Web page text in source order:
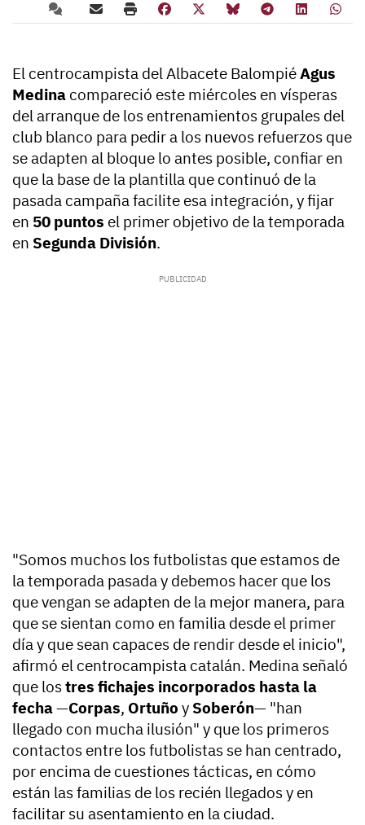
El centrocampista del Albacete BalompiéAgus
Medina compareció este miércoles en vísperas
del arranque de los entrenamientos grupales del
club blanco para pedir a los nuevos refuerzos que
se adapten al bloque lo antes posible, confiar en
que la base de la plantilla que continuó de la
pasada campaña facilite esa integración, y fijar
en 50 puntos el primer objetivo de la temporada
en Segunda División.
"Somos muchos los futbolistas que estamos de
la temporada pasada y debemos hacer que los
que vengan se adapten de la mejor manera, para
que se sientan como en familia desde el primer
día y que sean capaces de rendir desde el inicio",
afirmó el centrocampista catalán. Medina señaló
que lostres fichajes incorporados hasta la
fecha—Corpas, Ortuño y Soberón— "han
llegado con mucha ilusión" y que los primeros
contactos entre los futbolistas se han centrado,
por encima de cuestiones tácticas, en cómo
están las familias de los recién llegados y en
facilitar su asentamiento en la ciudad.